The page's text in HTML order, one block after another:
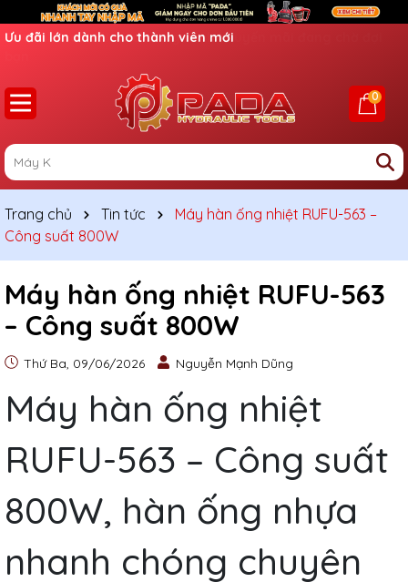
Ưu đãi lớn dành cho thành viên mới
0
Trang chủ Tin tức
Máy hàn ống nhiệt RUFU-563 –
Công suất 800W
Máy hàn ống nhiệt RUFU-563
– Công suất 800W
Thứ Ba, 09/06/2026 Nguyễn Mạnh Dũng
Máy hàn ống nhiệt
RUFU-563 – Công suất
800W, hàn ống nhựa
nhanh chóng chuyên